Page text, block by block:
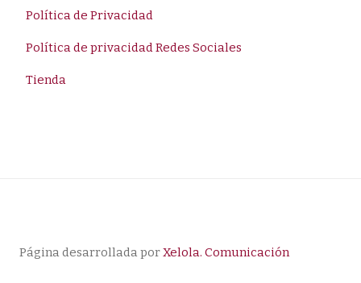
Política de Privacidad
Política de privacidad Redes Sociales
Tienda
Página desarrollada porXelola. Comunicación